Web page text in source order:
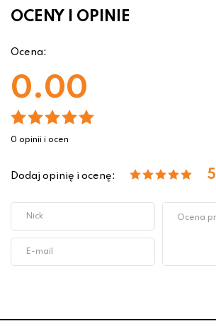
OCENY I OPINIE
Ocena:
0.00
0 opinii i ocen
Dodaj opinię i ocenę: 5